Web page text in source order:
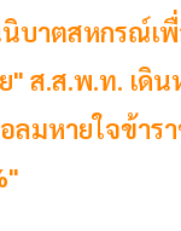
บาตสหกรณ์เ
" ส.ส.พ.ท. เดิน
ลมหายใจข้าร